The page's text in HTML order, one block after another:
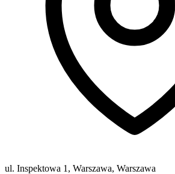
ul. Inspektowa 1, Warszawa, Warszawa